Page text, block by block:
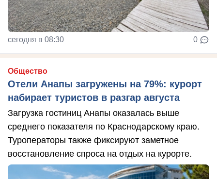
сегодня в 08:30 0
Общество
Отели Анапы загружены на 79%: курорт
набирает туристов в разгар августа
Загрузка гостиниц Анапы оказалась выше
среднего показателя по Краснодарскому краю.
Туроператоры также фиксируют заметное
восстановление спроса на отдых на курорте.